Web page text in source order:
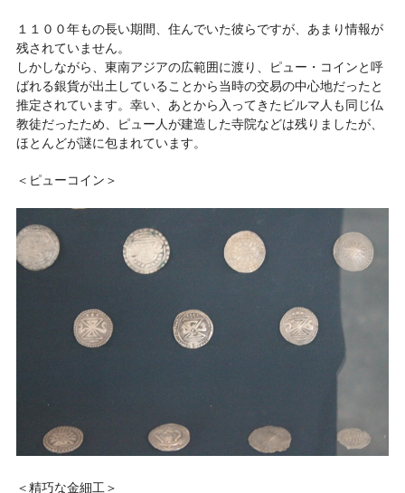
１１００年もの長い期間、住んでいた彼らですが、あまり情報が
残されていません。
しかしながら、東南アジアの広範囲に渡り、ピュー・コインと呼
ばれる銀貨が出土していることから当時の交易の中心地だったと
推定されています。幸い、あとから入ってきたビルマ人も同じ仏
教徒だったため、ピュー人が建造した寺院などは残りましたが、
ほとんどが謎に包まれています。
＜ピューコイン＞
＜精巧な金細工＞